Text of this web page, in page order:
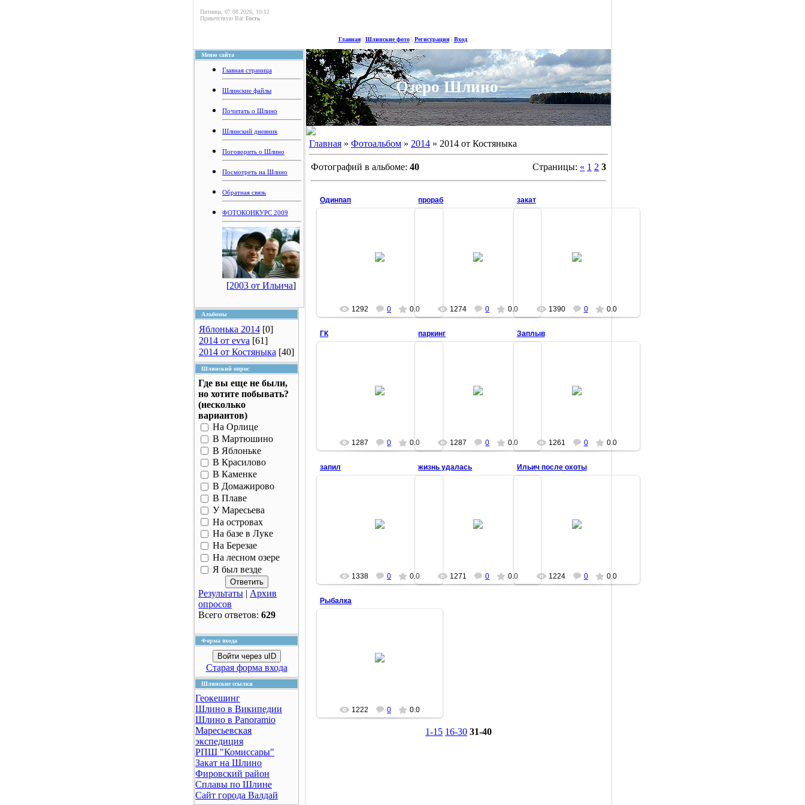
Пятница, 07.08.2026, 10:12
Приветствую Вас Гость
Главная| Шлинские фото| Регистрация| Вход
Меню сайта
Главная страница
Шлинские файлы
Почитать о Шлино
Шлинский дневник
Поговорить о Шлино
Посмотреть на Шлино
Обратная связь
ФОТОКОНКУРС 2009
[2003 от Ильича]
Альбомы
Яблонька 2014 [0]
2014 от evva [61]
2014 от Костяныка [40]
Шлинский опрос
Где вы еще не были,
но хотите побывать?
(несколько
вариантов)
На Орлице
В Мартюшино
В Яблоньке
В Красилово
В Каменке
В Домажирово
В Плаве
У Маресьева
На островах
На базе в Луке
На Березае
На лесном озере
Я был везде
Результаты | Архив
опросов
Всего ответов: 629
Форма входа
Войти через uID
Старая форма входа
Шлинские ссылки
Геокешинг
Шлино в Википедии
Шлино в Panoramio
Маресьевская
экспедиция
РПШ "Комиссары"
Закат на Шлино
Фировский район
Сплавы по Шлине
Сайт города Валдай
Озеро Шлино
Главная » Фотоальбом » 2014 » 2014 от Костяныка
Фотографий в альбоме: 40 Страницы: « 1 2 3
Одинпап
Денис тут особенно хорош
1292 0 0.0
прораб
славная собака Джери
1274 0 0.0
закат
сфотографировать на обратном
1390 0 0.0
ГК
типа голые коненки
1287 0 0.0
паркинг
1287 0 0.0
Заплыв
В здоровом теле, здоровый
вискарь
1261 0 0.0
запил
партизаны бобрят
1338 0 0.0
жизнь удалась
Павел отдыхает на заговоренном
подарке
1271 0 0.0
Ильич после охоты
в грязи мой левый шуз, о нет -
1224 0 0.0
Рыбалка
рыбак рыбака
1222 0 0.0
1-15 16-30 31-40